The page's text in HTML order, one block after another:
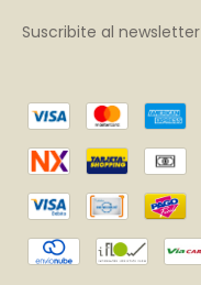
Suscribite al newsletter